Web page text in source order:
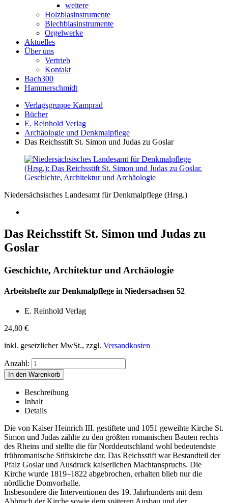
weitere
Holzblasinstrumente
Blechblasinstrumente
Orgelwerke
Aktuelles
Über uns
Vertrieb
Kontakt
Bach300
Hammerschmidt
Verlagsgruppe Kamprad
Bücher
E. Reinhold Verlag
Archäologie und Denkmalpflege
Das Reichsstift St. Simon und Judas zu Goslar
Niedersächsisches Landesamt für Denkmalpflege (Hrsg.)
Das Reichsstift St. Simon und Judas zu
Goslar
Geschichte, Architektur und Archäologie
Arbeitshefte zur Denkmalpflege in Niedersachsen 52
E. Reinhold Verlag
24,80 €
inkl. gesetzlicher MwSt., zzgl. Versandkosten
Anzahl:
Beschreibung
Inhalt
Details
Die von Kaiser Heinrich III. gestiftete und 1051 geweihte Kirche St.
Simon und Judas zählte zu den größten romanischen Bauten rechts
des Rheins und stellte die für Norddeutschland wohl bedeutendste
frühromanische Stiftskirche dar. Das Reichsstift war Bestandteil der
Pfalz Goslar und Ausdruck kaiserlichen Machtanspruchs. Die
Kirche wurde 1819–1822 abgebrochen, erhalten blieb nur die
nördliche Domvorhalle.
Insbesondere die Interventionen des 19. Jahrhunderts mit dem